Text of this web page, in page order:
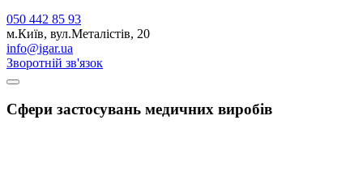
050 442 85 93
м.Київ, вул.Металістів, 20
info@igar.ua
Зворотній зв'язок
Сфери застосувань медичних виробів